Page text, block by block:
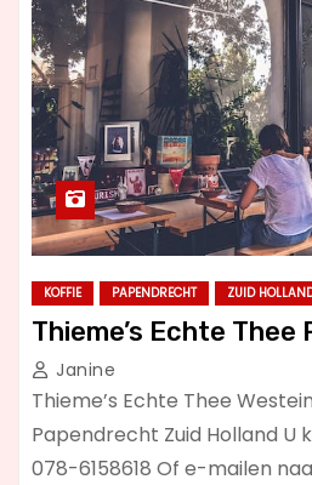
KOFFIE PAPENDRECHT ZUID
Thieme’s Echte
Janine
Thieme’s Echte Thee
Papendrecht Zuid Holland U
078-6158618 Of e-mailen